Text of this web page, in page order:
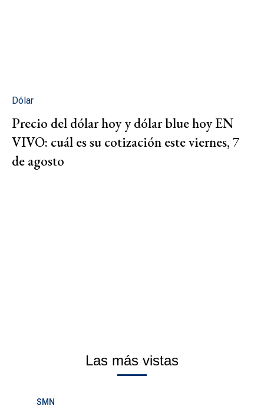
Dólar
Precio del dólar hoy y dólar blue hoy EN
VIVO: cuál es su cotización este viernes, 7
de agosto
Las más vistas
SMN